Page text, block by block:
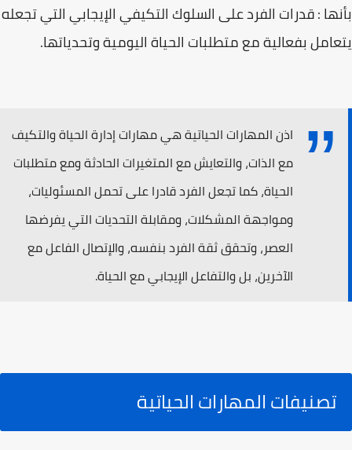
بأنها : قدرات الفرد على السلوك التكيفي الإيجابي التي تجعله
يتعامل بفعالية مع متطلبات الحياة اليومية وتحدياتها.
اذن المهارات الحياتية هي مهارات إدارة الحياة والتكيف
مع الذات، والتعايش مع المتغيرات الحادثة ومع متطلبات
الحياة، كما تجعل الفرد قادرا على تحمل المسئوليات،
ومواجهة المشكلات، ومقابلة التحديات التي يفرضها
العصر، وتحقق ثقة الفرد بنفسه، والإتصال الفاعل مع
الآخرين، بل والتفاعل الإيجابي مع الحياة.
تصنيفات المهارات الحياتية